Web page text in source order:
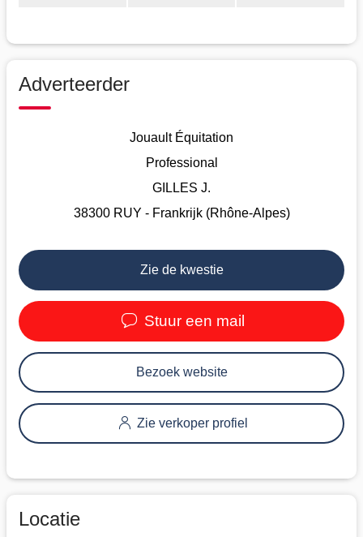
Adverteerder
Jouault Équitation
Professional
GILLES J.
38300 RUY - Frankrijk (Rhône-Alpes)
Zie de kwestie
Stuur een mail
Bezoek website
Zie verkoper profiel
Locatie